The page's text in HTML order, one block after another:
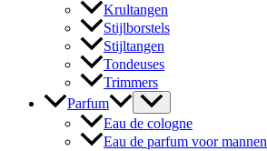
Krultangen
Stijlborstels
Stijltangen
Tondeuses
Trimmers
Parfum
Eau de cologne
Eau de parfum voor mannen